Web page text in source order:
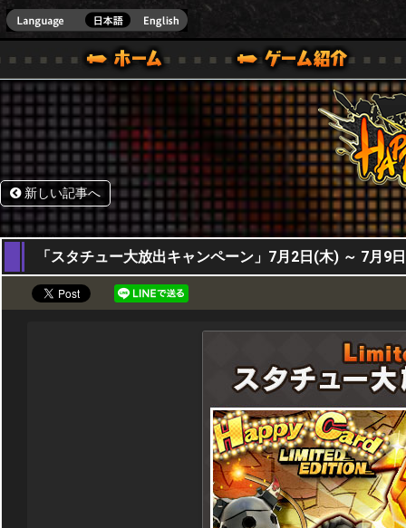
ONE VER.]
ガイド
ル｜HAPPY WARS(ハッピーウォーズ)公式サイト [ XBOX 360,XBOX ONE VER.]
サポート | HAPPY WARS(ハッピーウォーズ)公式サイ
新しい記事へ
02,07,2020
「スタチュー大放出キャンペーン」7月2日(木) ～ 7月9